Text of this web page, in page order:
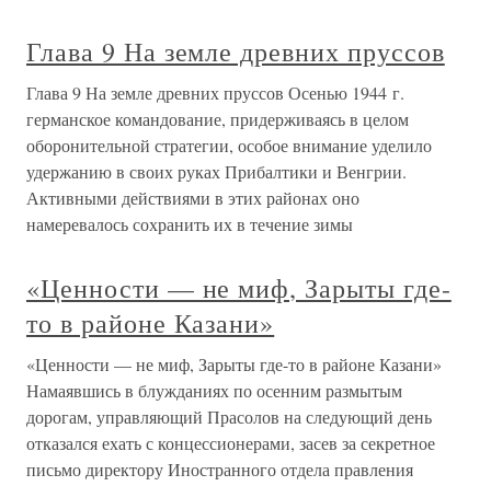
Глава 9 На земле древних пруссов
Глава 9 На земле древних пруссов Осенью 1944 г.
германское командование, придерживаясь в целом
оборонительной стратегии, особое внимание уделило
удержанию в своих руках Прибалтики и Венгрии.
Активными действиями в этих районах оно
намеревалось сохранить их в течение зимы
«Ценности — не миф, Зарыты где-
то в районе Казани»
«Ценности — не миф, Зарыты где-то в районе Казани»
Намаявшись в блужданиях по осенним размытым
дорогам, управляющий Прасолов на следующий день
отказался ехать с концессионерами, засев за секретное
письмо директору Иностранного отдела правления